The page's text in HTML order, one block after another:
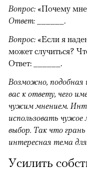
Вопрос: «Почему
Ответ: ______.
Вопрос: «Если я
может случиться?
Ответ: ______.
Возможно, подобная
вас к ответу, чего
чужим мнением.
использовать
выбор. Так что
интересная тема
Усилить